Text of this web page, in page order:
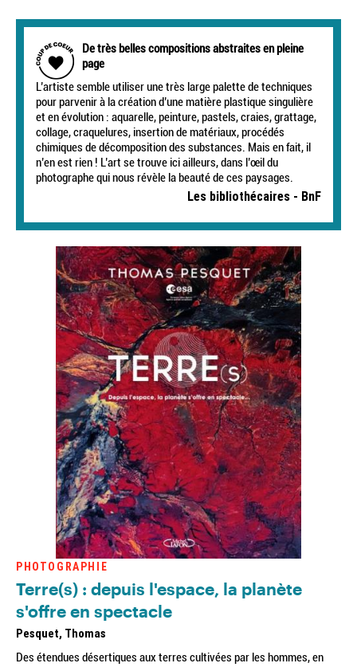
De très belles compositions abstraites en pleine
page
L’artiste semble utiliser une très large palette de techniques
pour parvenir à la création d’une matière plastique singulière
et en évolution : aquarelle, peinture, pastels, craies, grattage,
collage, craquelures, insertion de matériaux, procédés
chimiques de décomposition des substances. Mais en fait, il
n’en est rien ! L’art se trouve ici ailleurs, dans l’œil du
photographe qui nous révèle la beauté de ces paysages.
Les bibliothécaires - BnF
PHOTOGRAPHIE
Terre(s) : depuis l'espace, la planète
s'offre en spectacle
Pesquet, Thomas
Des étendues désertiques aux terres cultivées par les hommes, en